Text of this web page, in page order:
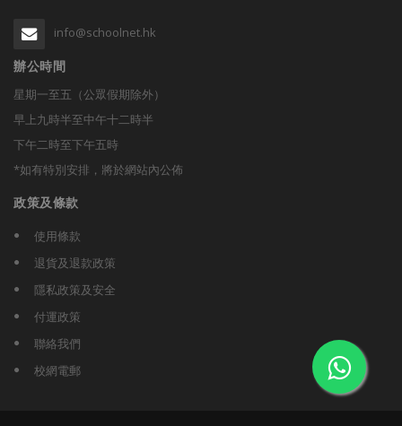
info@schoolnet.hk
辦公時間
星期一至五（公眾假期除外）
早上九時半至中午十二時半
下午二時至下午五時
*如有特別安排，將於網站內公佈
政策及條款
使用條款
退貨及退款政策
隱私政策及安全
付運政策
聯絡我們
校網電郵